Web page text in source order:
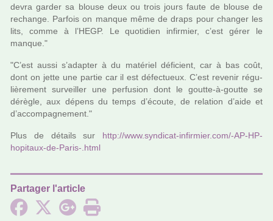
devra garder sa blouse deux ou trois jours faute de blouse de
rechange. Parfois on manque même de draps pour chan­ger les
lits, comme à l’HEGP. Le quo­ti­dien infir­mier, c’est gérer le
manque."
"C’est aussi s’adap­ter à du maté­riel défi­cient, car à bas coût,
dont on jette une partie car il est défec­tueux. C’est reve­nir régu­
liè­re­ment sur­veiller une per­fu­sion dont le goutte-à-goutte se
dérè­gle, aux dépens du temps d’écoute, de rela­tion d’aide et
d’accom­pa­gne­ment."
Plus de détails sur
http://www.syn­di­cat-infir­mier.com/-AP-HP-
hopi­taux-de-Paris-.html
Partager l'article